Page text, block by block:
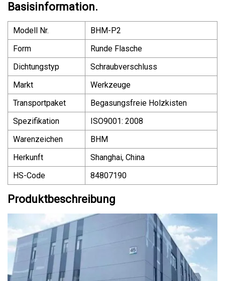
Basisinformation.
Modell Nr.
BHM-P2
Form
Runde Flasche
Dichtungstyp
Schraubverschluss
Markt
Werkzeuge
Transportpaket
Begasungsfreie Holzkisten
Spezifikation
ISO9001: 2008
Warenzeichen
BHM
Herkunft
Shanghai, China
HS-Code
84807190
Produktbeschreibung